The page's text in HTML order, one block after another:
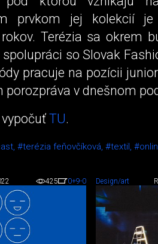
prvkom jej kolekcií
Terézia sa okrem
so Slovak
pracuje na pozícii
v dnešnom
TU.
#terézia feňovčíková, #textil,
425 0+9-0 Design/art